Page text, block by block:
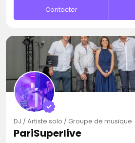
Contacter
DJ / Artiste solo / Groupe de musique
PariSuperlive